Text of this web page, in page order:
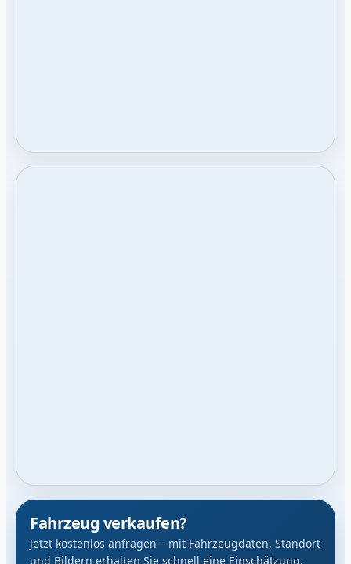
Fahrzeug verkaufen?
Jetzt kostenlos anfragen – mit Fahrzeugdaten, Standort
und Bildern erhalten Sie schnell eine Einschätzung.